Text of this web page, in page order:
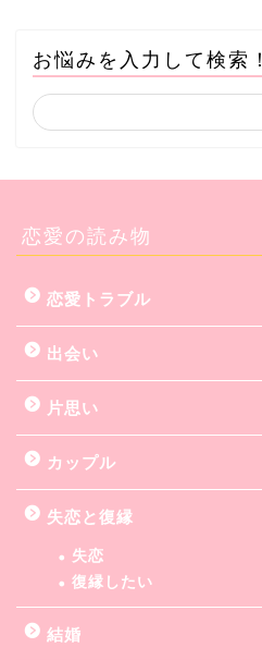
お悩みを入力して検索！
恋愛の読み物
恋愛トラブル
出会い
片思い
カップル
失恋と復縁
失恋
復縁したい
結婚